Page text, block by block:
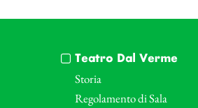
Teatro Dal Verme
Storia
Regolamento di Sala